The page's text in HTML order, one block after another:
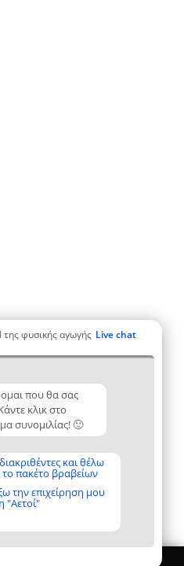
της φυσικής αγωγής Live chat
που θα σας
κλικ στο
συνομιλίας! 🙂
και θέλω
πακέτο βραβείων
την επιχείρηση μου
"Αετοί"